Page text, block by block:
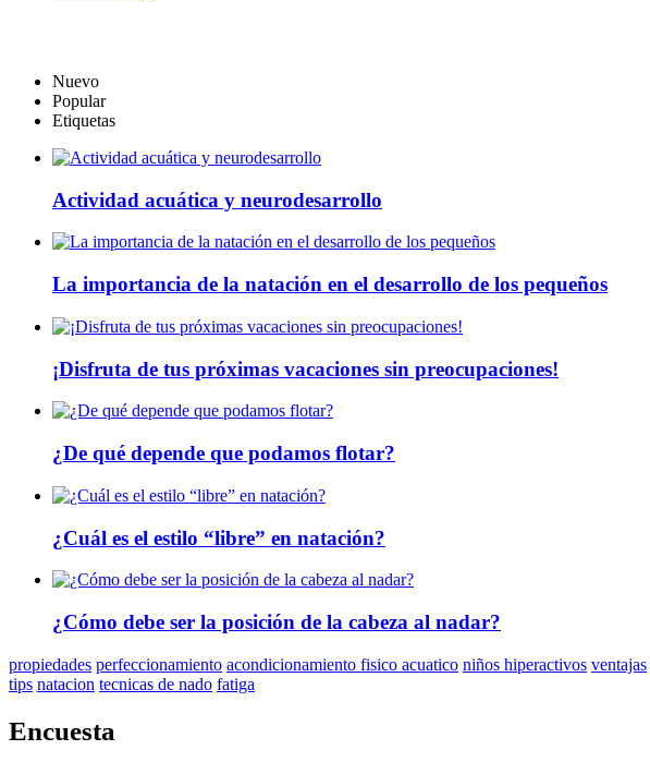
Nuevo
Popular
Etiquetas
Actividad acuática y neurodesarrollo
La importancia de la natación en el desarrollo de los pequeños
¡Disfruta de tus próximas vacaciones sin preocupaciones!
¿De qué depende que podamos flotar?
¿Cuál es el estilo “libre” en natación?
¿Cómo debe ser la posición de la cabeza al nadar?
propiedades perfeccionamiento acondicionamiento fisico acuatico niños hiperactivos ventajas
tips natacion tecnicas de nado fatiga
Encuesta